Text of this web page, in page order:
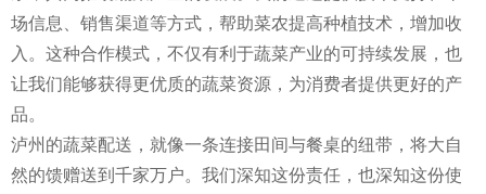
场信息、销售渠道等方式，帮助菜农提高种植技术，增加收
入。这种合作模式，不仅有利于蔬菜产业的可持续发展，也
让我们能够获得更优质的蔬菜资源，为消费者提供更好的产
品。
泸州的蔬菜配送，就像一条连接田间与餐桌的纽带，将大自
然的馈赠送到千家万户。我们深知这份责任，也深知这份使